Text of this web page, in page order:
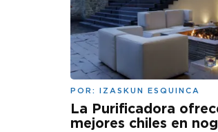
POR: IZASKUN ESQUINCA
La Purificadora
mejores chiles en